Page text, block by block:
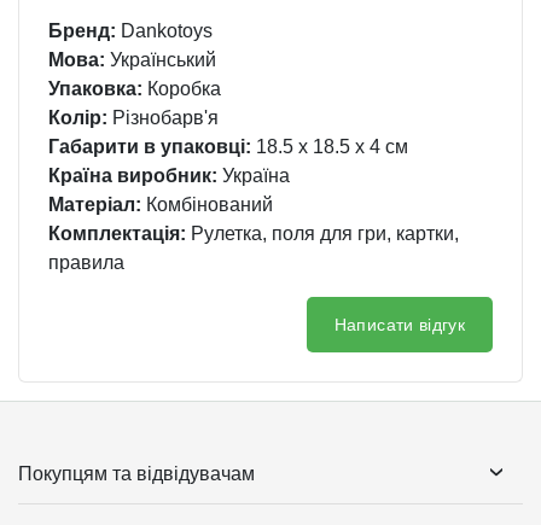
Бренд: Dankotoys
Мова: Український
Упаковка: Коробка
Колір: Різнобарв'я
Габарити в упаковці: 18.5 x 18.5 x 4 см
Країна виробник: Україна
Матеріал: Комбінований
Комплектація: Рулетка, поля для гри, картки,
правила
Написати відгук
Покупцям та відвідувачам